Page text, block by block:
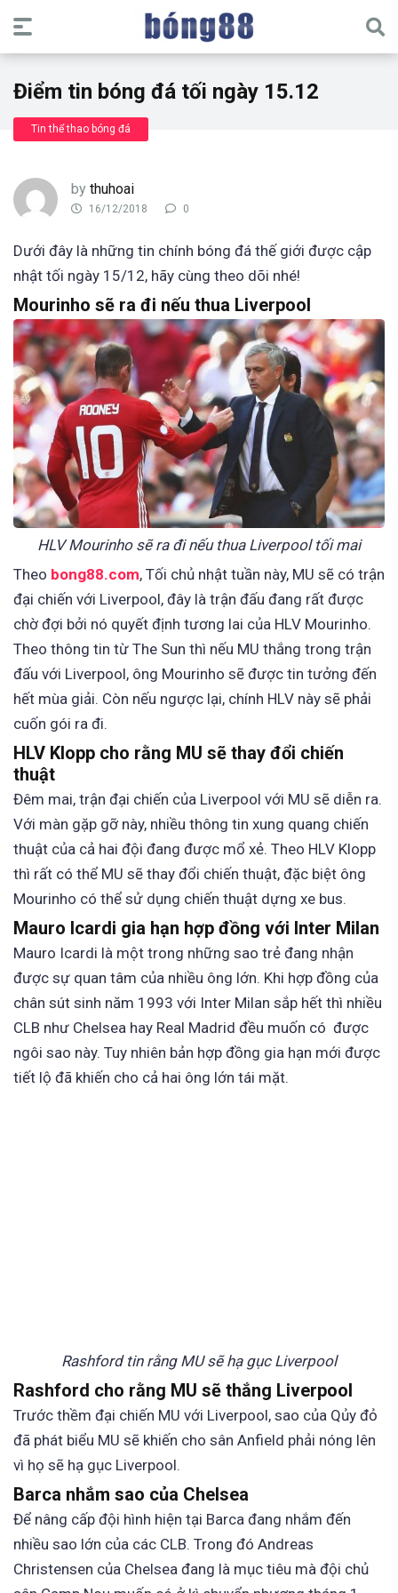
Điểm tin bóng đá tối ngày 15.12
Tin thể thao bóng đá
by thuhoai
16/12/2018 0
Dưới đây là những tin chính bóng đá thế giới được cập
nhật tối ngày 15/12, hãy cùng theo dõi nhé!
Mourinho sẽ ra đi nếu thua Liverpool
HLV Mourinho sẽ ra đi nếu thua Liverpool tối mai
Theo bong88.com, Tối chủ nhật tuần này, MU sẽ có trận
đại chiến với Liverpool, đây là trận đấu đang rất được
chờ đợi bởi nó quyết định tương lai của HLV Mourinho.
Theo thông tin từ The Sun thì nếu MU thắng trong trận
đấu với Liverpool, ông Mourinho sẽ được tin tưởng đến
hết mùa giải. Còn nếu ngược lại, chính HLV này sẽ phải
cuốn gói ra đi.
HLV Klopp cho rằng MU sẽ thay đổi chiến
thuật
Đêm mai, trận đại chiến của Liverpool với MU sẽ diễn ra.
Với màn gặp gỡ này, nhiều thông tin xung quang chiến
thuật của cả hai đội đang được mổ xẻ. Theo HLV Klopp
thì rất có thể MU sẽ thay đổi chiến thuật, đặc biệt ông
Mourinho có thể sử dụng chiến thuật dựng xe bus.
Mauro Icardi gia hạn hợp đồng với Inter Milan
Mauro Icardi là một trong những sao trẻ đang nhận
được sự quan tâm của nhiều ông lớn. Khi hợp đồng của
chân sút sinh năm 1993 với Inter Milan sắp hết thì nhiều
CLB như Chelsea hay Real Madrid đều muốn có được
ngôi sao này. Tuy nhiên bản hợp đồng gia hạn mới được
tiết lộ đã khiến cho cả hai ông lớn tái mặt.
Rashford tin rằng MU sẽ hạ gục Liverpool
Rashford cho rằng MU sẽ thắng Liverpool
Trước thềm đại chiến MU với Liverpool, sao của Qủy đỏ
đã phát biểu MU sẽ khiến cho sân Anfield phải nóng lên
vì họ sẽ hạ gục Liverpool.
Barca nhắm sao của Chelsea
Để nâng cấp đội hình hiện tại Barca đang nhắm đến
nhiều sao lớn của các CLB. Trong đó Andreas
Christensen của Chelsea đang là mục tiêu mà đội chủ